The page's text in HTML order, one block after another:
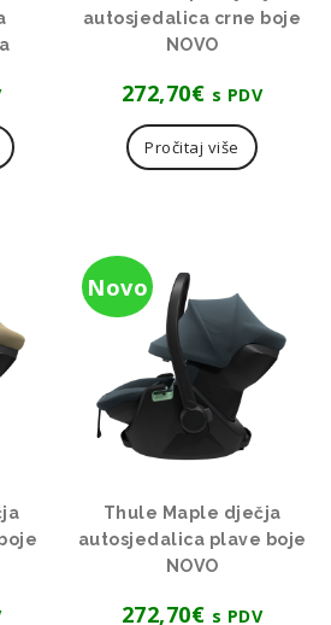
autosjedalica crne boje
NOVO
272,70€ s PDV
Pročitaj više
Novo
Thule Maple dječja
autosjedalica plave boje
NOVO
272,70€ s PDV